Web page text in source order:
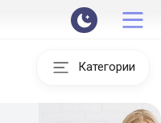
Категории